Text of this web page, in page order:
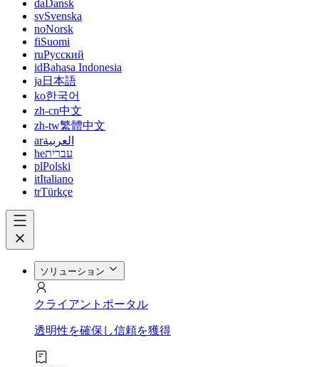
da Dansk
svSvenska
noNorsk
fiSuomi
ruРусский
idBahasa Indonesia
ja 日本語
ko한국어
zh-cn中文
zh-tw繁體中文
arالعربية
heעברית
plPolski
itItaliano
trTürkçe
ソリューション
クライアントポータル
透明性を確保し信頼を獲得